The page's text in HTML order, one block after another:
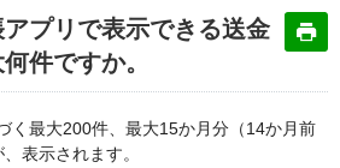
プリで表示できる送金
件ですか。
く最大200件、最大15か月分（14か月前
表示されます。